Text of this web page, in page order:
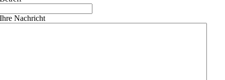
Ihre Nachricht